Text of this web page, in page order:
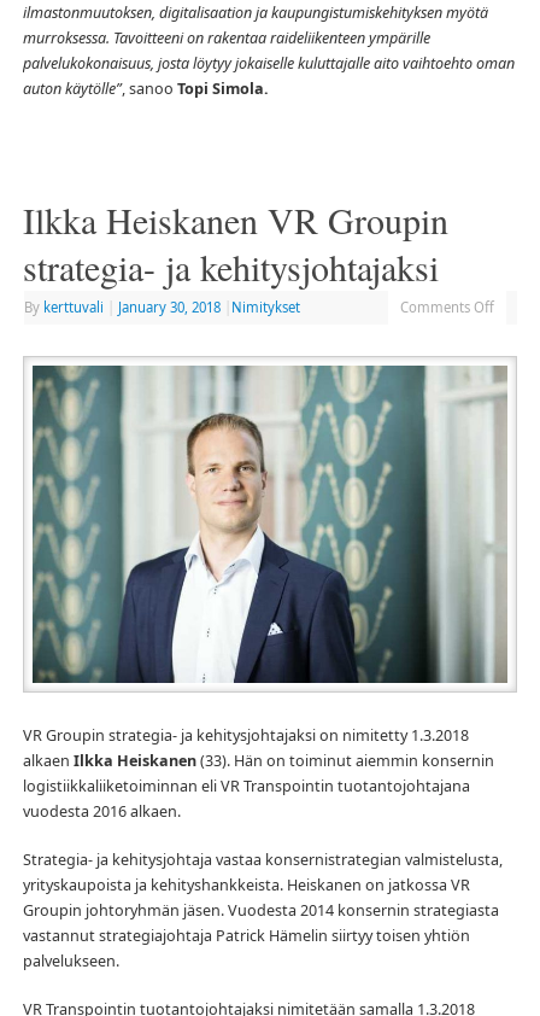
ilmastonmuutoksen, digitalisaation ja kaupungistumiskehityksen myötä
murroksessa. Tavoitteeni on rakentaa raideliikenteen ympärille
palvelukokonaisuus, josta löytyy jokaiselle kuluttajalle aito vaihtoehto oman
auton käytölle”, sanoo Topi Simola.
Ilkka Heiskanen VR Groupin
strategia- ja kehitysjohtajaksi
By kerttuvali January 30, 2018 Nimitykset Comments Off
VR Groupin strategia- ja kehitysjohtajaksi on nimitetty 1.3.2018
alkaen Ilkka Heiskanen(33). Hän on toiminut aiemmin konsernin
logistiikkaliiketoiminnan eli VR Transpointin tuotantojohtajana
vuodesta 2016 alkaen.
Strategia- ja kehitysjohtaja vastaa konsernistrategian valmistelusta,
yrityskaupoista ja kehityshankkeista. Heiskanen on jatkossa VR
Groupin johtoryhmän jäsen. Vuodesta 2014 konsernin strategiasta
vastannut strategiajohtaja Patrick Hämelin siirtyy toisen yhtiön
palvelukseen.
VR Transpointin tuotantojohtajaksi nimitetään samalla 1.3.2018